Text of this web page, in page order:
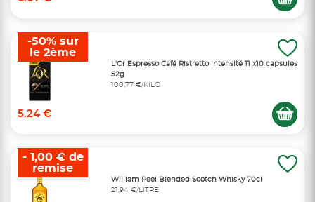
L'Or Espresso Café Ristretto intensité 11 x10 capsules
52g
100,77 €/KILO
5.24 €
-50% sur
le 2ème
William Peel Blended Scotch Whisky 70cl
21,94 €/LITRE
- 1,00 € de
remise